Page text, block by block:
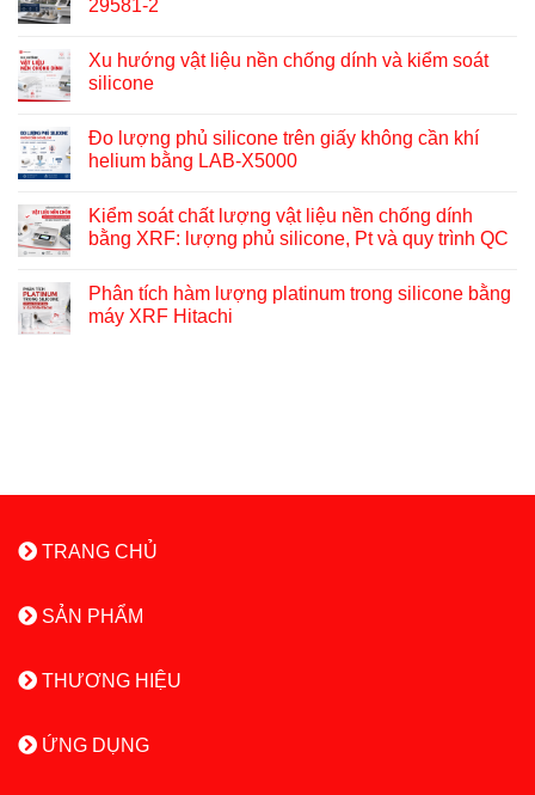
29581-2
Xu hướng vật liệu nền chống dính và kiểm soát
silicone
Đo lượng phủ silicone trên giấy không cần khí
helium bằng LAB-X5000
Kiểm soát chất lượng vật liệu nền chống dính
bằng XRF: lượng phủ silicone, Pt và quy trình QC
Phân tích hàm lượng platinum trong silicone bằng
máy XRF Hitachi
TRANG CHỦ
SẢN PHẨM
THƯƠNG HIỆU
ỨNG DỤNG